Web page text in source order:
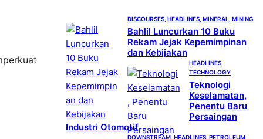
DISCOURSES HEADLINES MINERAL MINING
Bahlil Luncurkan 10 Buku
Rekam Jejak Kepemimpinan
dan Kebijakan
HEADLINES
TECHNOLOGY
Teknologi
Keselamatan,
Penentu Baru
Persaingan
Industri Otomotif
DOWNSTREAM HEADLINES PETROLEUM